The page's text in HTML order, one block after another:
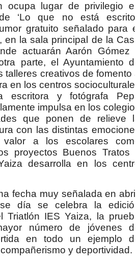
ocupa lugar de privilegio
‘Lo que no está
gratuito señalado para
en la sala principal de la
actuarán Aarón Gómez
parte, el Ayuntamiento
talleres creativos de fomento
en los centros
escritora y fotógrafa
impulsa en los
que ponen de relieve
con las distintas
valor a los escolares
proyectos Buenos Tratos
desarrolla en los
fecha muy señalada en
día se celebra la
Triatlón IES Yaiza, la
número de jóvenes
en todo un ejemplo
y deportividad.